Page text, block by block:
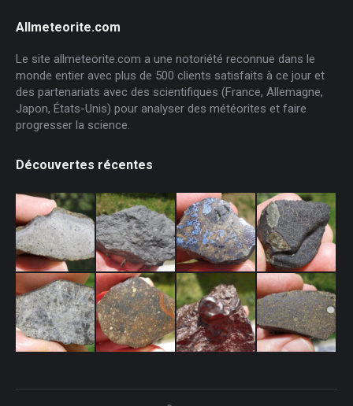
Allmeteorite.com
Le site allmeteorite.com a une notoriété reconnue dans le
monde entier avec plus de 500 clients satisfaits à ce jour et
des partenariats avec des scientifiques (France, Allemagne,
Japon, États-Unis) pour analyser des météorites et faire
progresser la science.
Découvertes récentes